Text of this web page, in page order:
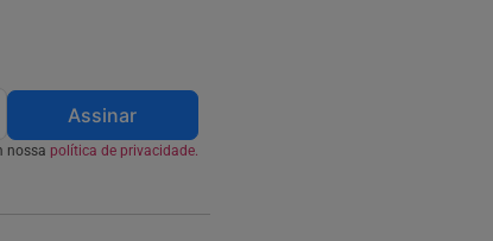
Assinar
nossa política de privacidade.